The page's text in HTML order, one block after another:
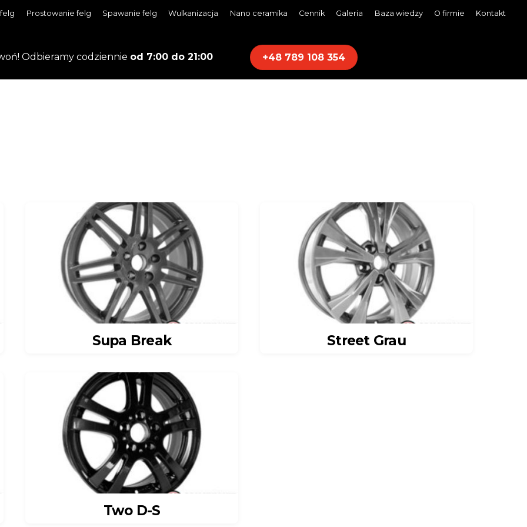
Prostowanie felg Spawanie felg Wulkanizacja Nano ceramika Cennik Galeria Baza wiedzy O firmie Kontakt
Odbieramy codziennie od 7:00 do 21:00 +48 789 108 354
Supa Break Street Grau
Two D-S